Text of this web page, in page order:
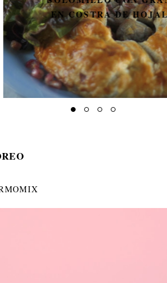
EN COSTRA DE HOJALDRE